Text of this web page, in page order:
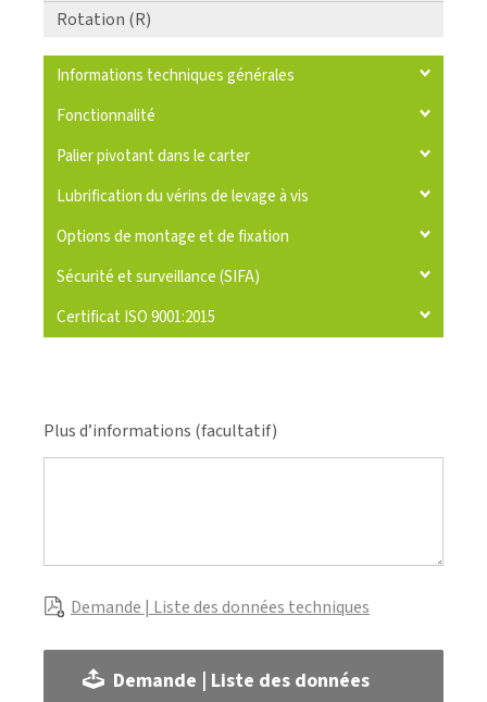
Rotation (R)
Informations techniques générales
Fonctionnalité
Palier pivotant dans le carter
Lubrification du vérins de levage à vis
Options de montage et de fixation
Sécurité et surveillance (SIFA)
Certificat ISO 9001:2015
Plus d’informations (facultatif)
Demande | Liste des données techniques
Demande | Liste des données